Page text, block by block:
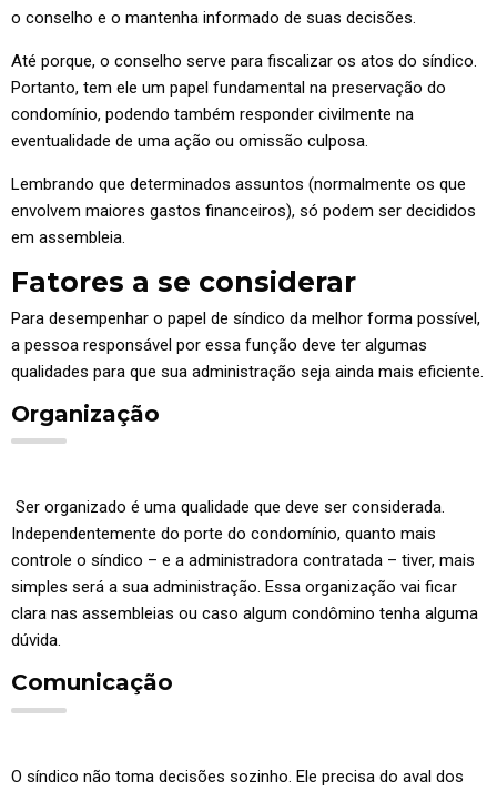
o conselho e o mantenha informado de suas decisões.
Até porque, o conselho serve para fiscalizar os atos do síndico.
Portanto, tem ele um papel fundamental na preservação do
condomínio, podendo também responder civilmente na
eventualidade de uma ação ou omissão culposa.
Lembrando que determinados assuntos (normalmente os que
envolvem maiores gastos financeiros), só podem ser decididos
em assembleia.
Fatores a se considerar
Para desempenhar o papel de síndico da melhor forma possível,
a pessoa responsável por essa função deve ter algumas
qualidades para que sua administração seja ainda mais eficiente.
Organização
Ser organizado é uma qualidade que deve ser considerada.
Independentemente do porte do condomínio, quanto mais
controle o síndico – e a administradora contratada – tiver, mais
simples será a sua administração. Essa organização vai ficar
clara nas assembleias ou caso algum condômino tenha alguma
dúvida.
Comunicação
O síndico não toma decisões sozinho. Ele precisa do aval dos